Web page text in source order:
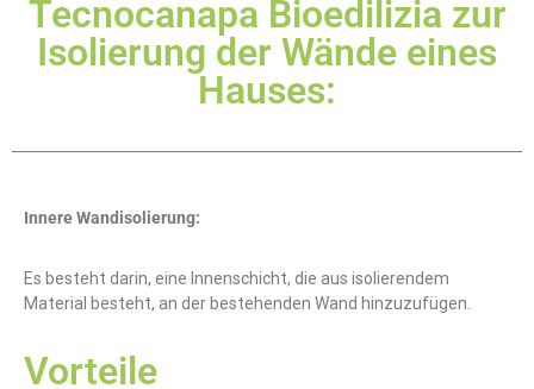
Tecnocanapa Bioedilizia zur
Isolierung der Wände eines
Hauses:
Innere Wandisolierung:
Es besteht darin, eine Innenschicht, die aus isolierendem
Material besteht, an der bestehenden Wand hinzuzufügen.
Vorteile